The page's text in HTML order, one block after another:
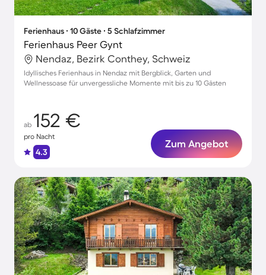
Ferienhaus ∙ 10 Gäste ∙ 5 Schlafzimmer
Ferienhaus Peer Gynt
Nendaz, Bezirk Conthey, Schweiz
Idyllisches Ferienhaus in Nendaz mit Bergblick, Garten und
Wellnessoase für unvergessliche Momente mit bis zu 10 Gästen
ab 152 €
pro Nacht
4.3
Zum Angebot